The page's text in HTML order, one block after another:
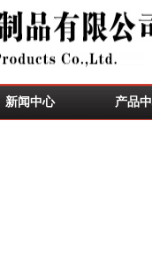
新闻中心 产品